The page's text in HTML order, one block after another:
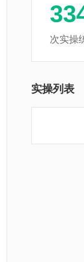
次实操
实操列表